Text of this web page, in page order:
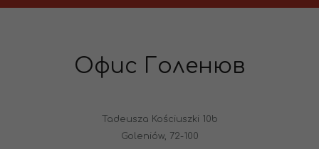
Офис Голенюв
Tadeusza Kościuszki 10b
Goleniów, 72-100